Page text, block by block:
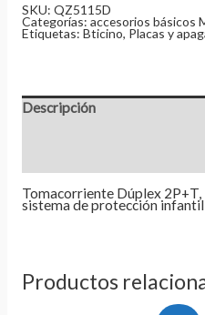
SKU: QZ5115D
Categorías: accesorios básicos
Etiquetas: Bticino, Placas y
Descripción
Tomacorriente Dúplex
sistema de protección
Productos